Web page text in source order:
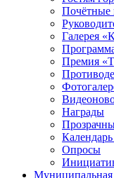
Почётные
Галерея
Премия
Награды
Опросы
Муниципальная